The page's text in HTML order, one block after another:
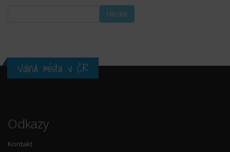
Volná místa v ČR
Odkazy
Kontakt